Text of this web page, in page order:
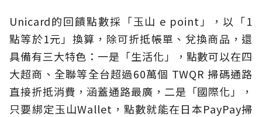
Unicard的回饋點數採「玉山 e point」，以「1
點等於1元」換算，除可折抵帳單、兌換商品，還
具備有三大特色：一是「生活化」，點數可以在四
大超商、全聯等全台超過60萬個 TWQR 掃碼通路
直接折抵消費，涵蓋通路最廣，二是「國際化」，
只要綁定玉山Wallet，點數就能在日本PayPay掃